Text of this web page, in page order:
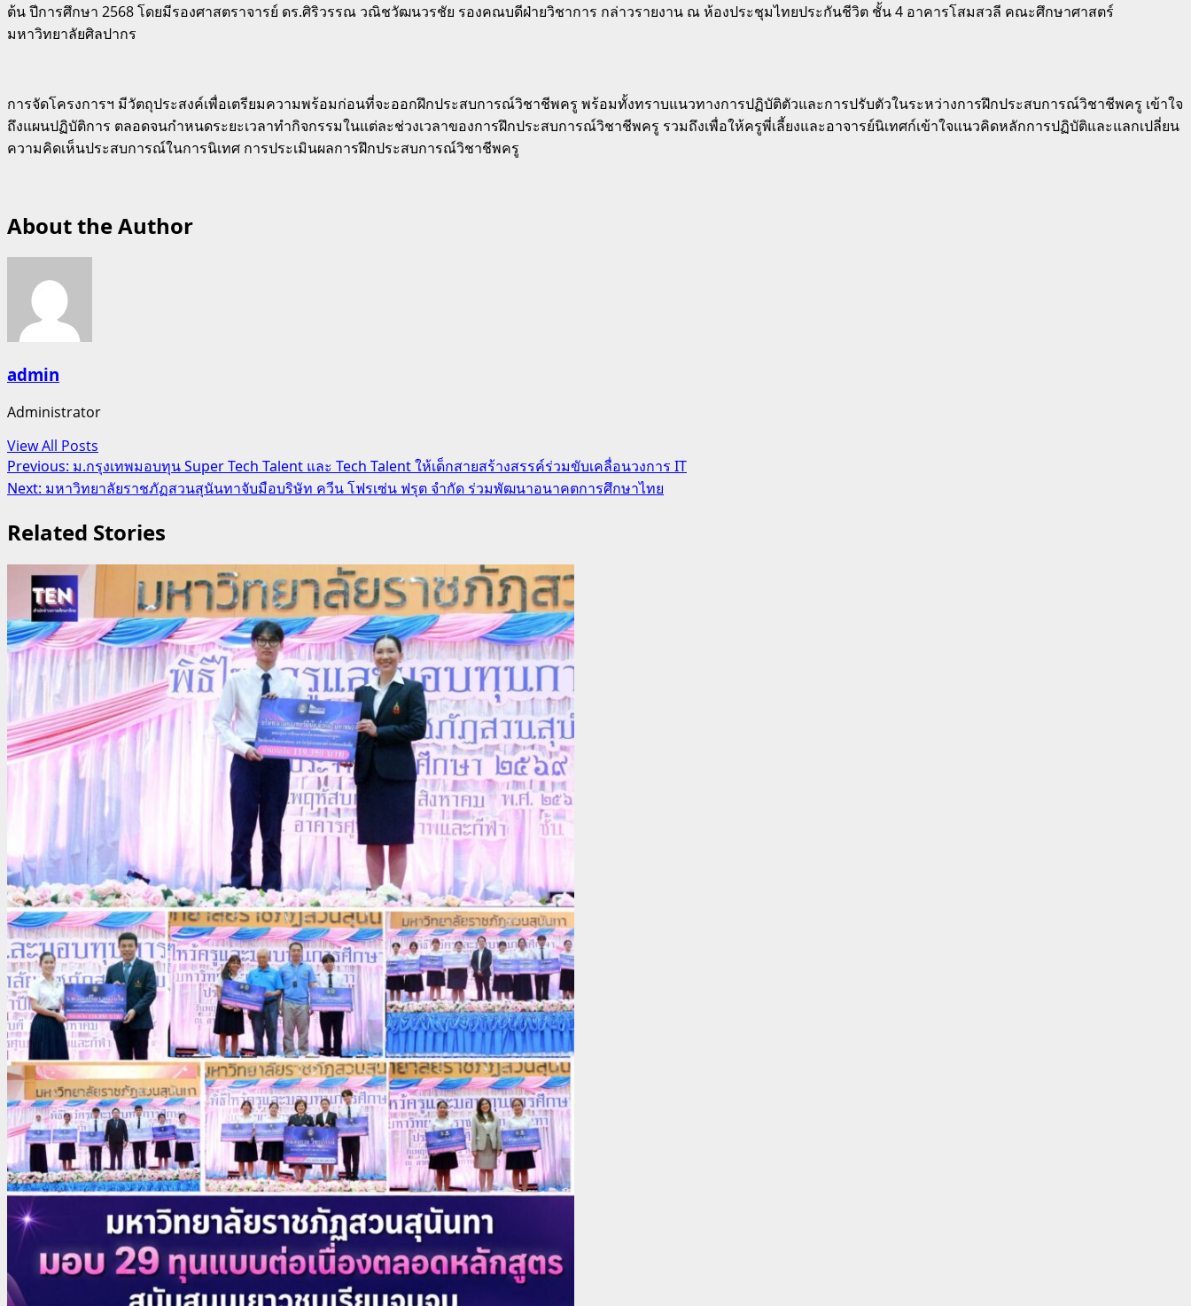
ต้น ปีการศึกษา 2568 โดยมีรองศาสตราจารย์ ดร.ศิริวรรณ วณิชวัฒนวรชัย รองคณบดีฝ่ายวิชาการ กล่าวรายงาน ณ ห้องประชุมไทยประกันชีวิต ชั้น 4 อาคารโสมสวลี คณะศึกษาศาสตร์
มหาวิทยาลัยศิลปากร
การจัดโครงการฯ มีวัตถุประสงค์เพื่อเตรียมความพร้อมก่อนที่จะออกฝึกประสบการณ์วิชาชีพครู พร้อมทั้งทราบแนวทางการปฏิบัติตัวและการปรับตัวในระหว่างการฝึกประสบการณ์วิชาชีพครู เข้าใจ
ถึงแผนปฏิบัติการ ตลอดจนกำหนดระยะเวลาทำกิจกรรมในแต่ละช่วงเวลาของการฝึกประสบการณ์วิชาชีพครู รวมถึงเพื่อให้ครูพี่เลี้ยงและอาจารย์นิเทศก์เข้าใจแนวคิดหลักการปฏิบัติและแลกเปลี่ยน
ความคิดเห็นประสบการณ์ในการนิเทศ การประเมินผลการฝึกประสบการณ์วิชาชีพครู
About the Author
admin
Administrator
View All Posts
Post
navigation
Previous: ม.กรุงเทพมอบทุน Super Tech Talent และ Tech Talent ให้เด็กสายสร้างสรรค์ร่วมขับเคลื่อนวงการ IT
Next: มหาวิทยาลัยราชภัฏสวนสุนันทาจับมือบริษัท ควีน โฟรเซ่น ฟรุต จำกัด ร่วมพัฒนาอนาคตการศึกษาไทย
Related Stories